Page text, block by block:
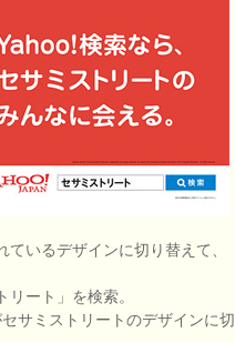
いるデザインに切り替えて、
ート」を検索。
サミストリートのデザインに切